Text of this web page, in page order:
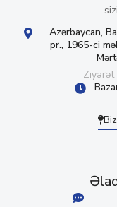
Azərbaycan,
pr., 1965-ci
Ziyarət